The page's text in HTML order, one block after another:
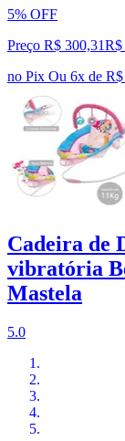
5% OFF
Preço R$ 300,31R$
no Pix Ou 6x de
Cadeira de
vibratória
Mastela
5.0